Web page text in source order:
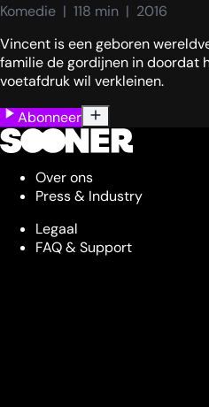
Komedie  |  118 min  |  2016
Vincent is een geboren
familie de gordijnen in doordat
voetafdruk wil verkleinen.
Abonneer
Over ons
Press & Industry
Legaal
FAQ & Support